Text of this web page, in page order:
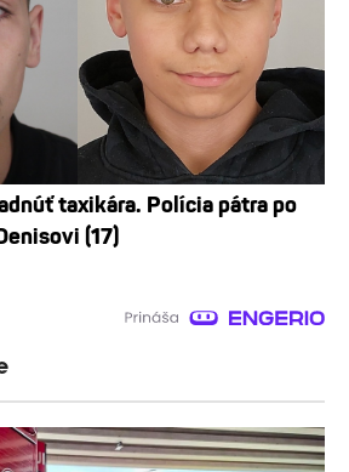
taxikára. Polícia pátra po
(17)